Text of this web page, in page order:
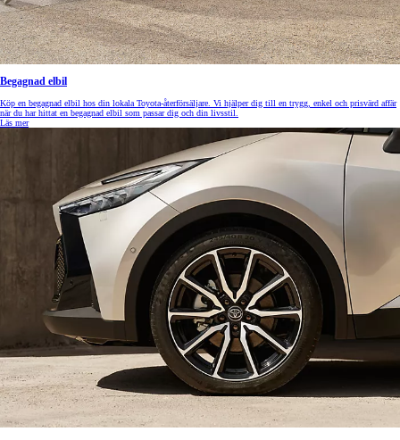
Begagnad elbil
Köp en begagnad elbil hos din lokala Toyota-återförsäljare. Vi hjälper dig till en trygg, enkel och prisvärd affär
när du har hittat en begagnad elbil som passar dig och din livsstil.
Läs mer